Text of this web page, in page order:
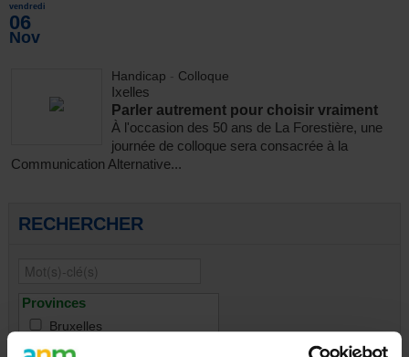
vendredi
06
Nov
Handicap - Colloque
Ixelles
Parler autrement pour choisir vraiment
À l'occasion des 50 ans de La Forestière, une
journée de colloque sera consacrée à la
Communication Alternative...
RECHERCHER
Provinces
Bruxelles